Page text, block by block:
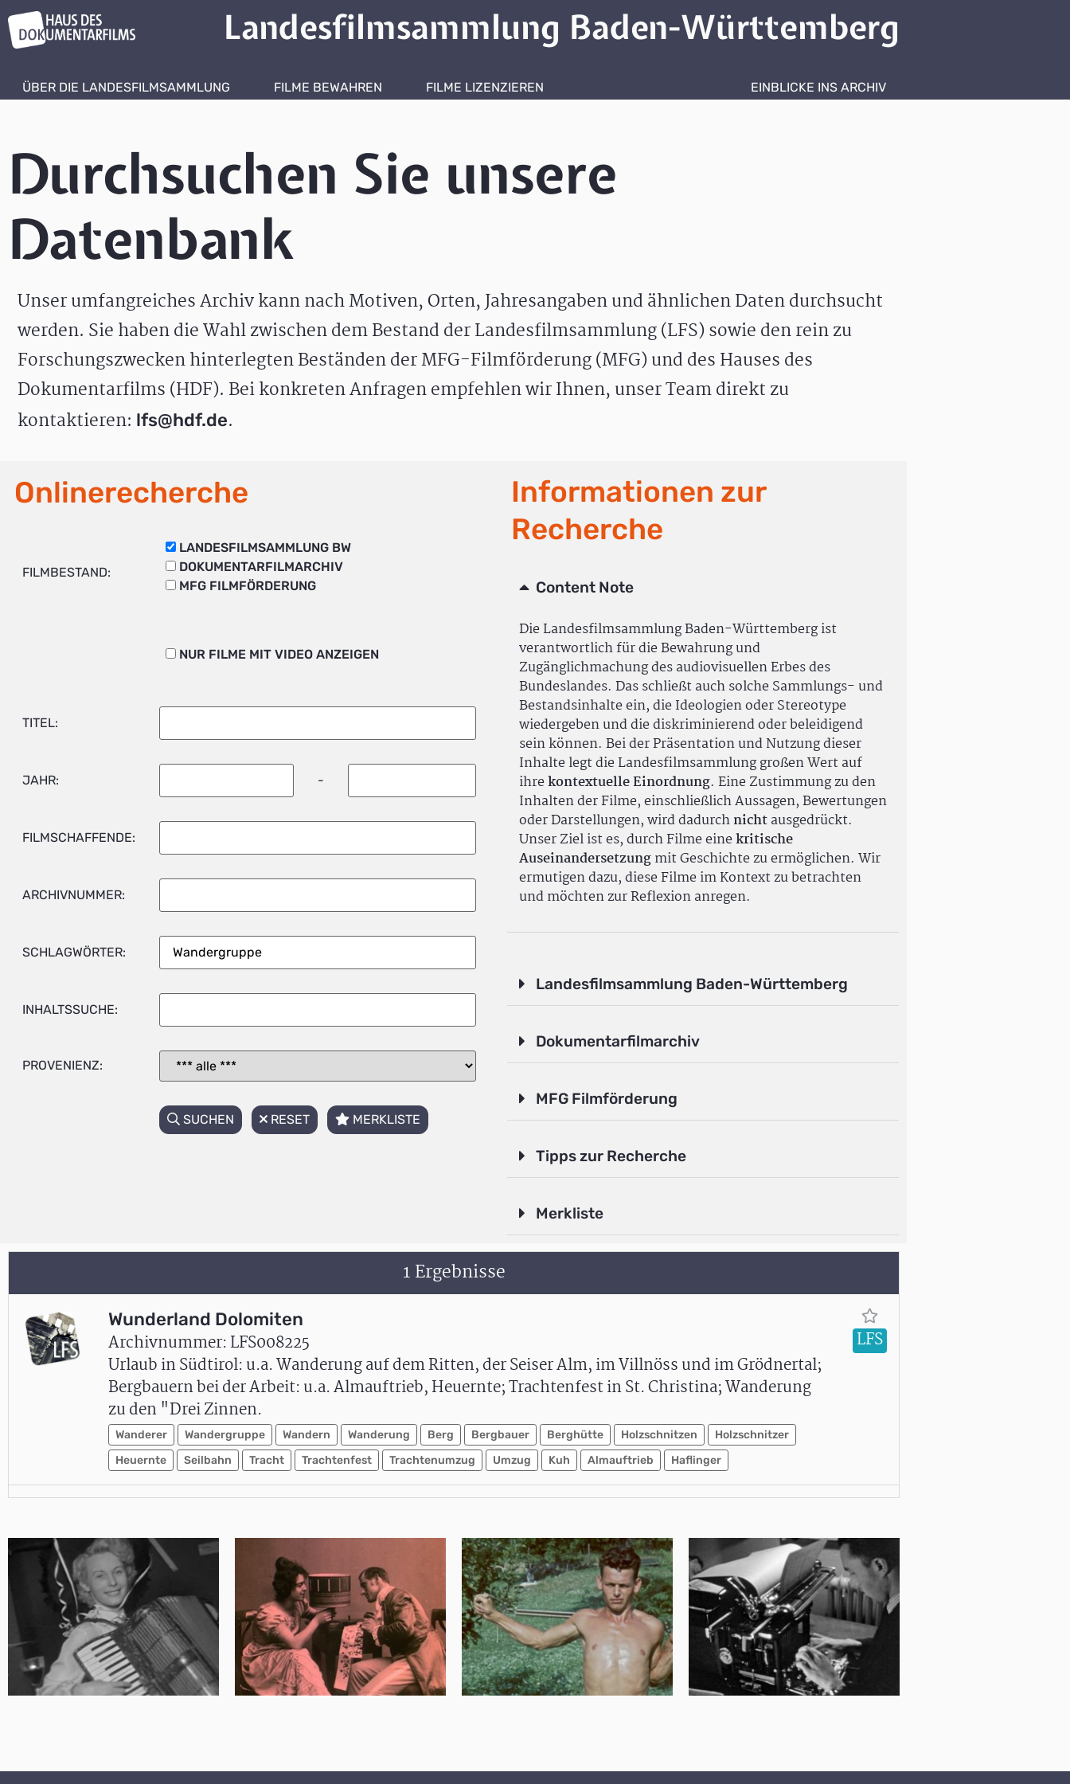
Landesfilmsammlung Baden-Württemberg
ÜBER DIE LANDESFILMSAMMLUNG FILME BEWAHREN FILME LIZENZIEREN EINBLICKE INS ARCHIV
Durchsuchen Sie unsere
Datenbank
Unser umfangreiches Archiv kann nach Motiven, Orten, Jahresangaben und ähnlichen Daten durchsucht
werden. Sie haben die Wahl zwischen dem Bestand der Landesfilmsammlung (LFS) sowie den rein zu
Forschungszwecken hinterlegten Beständen der MFG-Filmförderung (MFG) und des Hauses des
Dokumentarfilms (HDF). Bei konkreten Anfragen empfehlen wir Ihnen, unser Team direkt zu
kontaktieren: lfs@hdf.de.
Onlinerecherche
FILMBESTAND:
LANDESFILMSAMMLUNG BW
DOKUMENTARFILMARCHIV
MFG FILMFÖRDERUNG
NUR FILME MIT VIDEO ANZEIGEN
TITEL:
JAHR: -
FILMSCHAFFENDE:
ARCHIVNUMMER:
SCHLAGWÖRTER:
INHALTSSUCHE:
PROVENIENZ:
SUCHEN RESET MERKLISTE
Informationen zur
Recherche
Content Note
Die Landesfilmsammlung Baden-Württemberg ist
verantwortlich für die Bewahrung und
Zugänglichmachung des audiovisuellen Erbes des
Bundeslandes. Das schließt auch solche Sammlungs- und
Bestandsinhalte ein, die Ideologien oder Stereotype
wiedergeben und die diskriminierend oder beleidigend
sein können. Bei der Präsentation und Nutzung dieser
Inhalte legt die Landesfilmsammlung großen Wert auf
ihrekontextuelle Einordnung. Eine Zustimmung zu den
Inhalten der Filme, einschließlich Aussagen, Bewertungen
oder Darstellungen, wird dadurchnichtausgedrückt.
Unser Ziel ist es, durch Filme einekritische
Auseinandersetzungmit Geschichte zu ermöglichen. Wir
ermutigen dazu, diese Filme im Kontext zu betrachten
und möchten zur Reflexion anregen.
Landesfilmsammlung Baden-Württemberg
Dokumentarfilmarchiv
MFG Filmförderung
Tipps zur Recherche
Merkliste
1 Ergebnisse
Wunderland Dolomiten
Archivnummer: LFS008225
Urlaub in Südtirol: u.a. Wanderung auf dem Ritten, der Seiser Alm, im Villnöss und im Grödnertal;
Bergbauern bei der Arbeit: u.a. Almauftrieb, Heuernte; Trachtenfest in St. Christina; Wanderung
zu den "Drei Zinnen.
Wanderer Wandergruppe Wandern Wanderung Berg Bergbauer Berghütte Holzschnitzen
Holzschnitzer
Heuernte
Seilbahn Tracht Trachtenfest Trachtenumzug Umzug Kuh Almauftrieb Haflinger
LFS